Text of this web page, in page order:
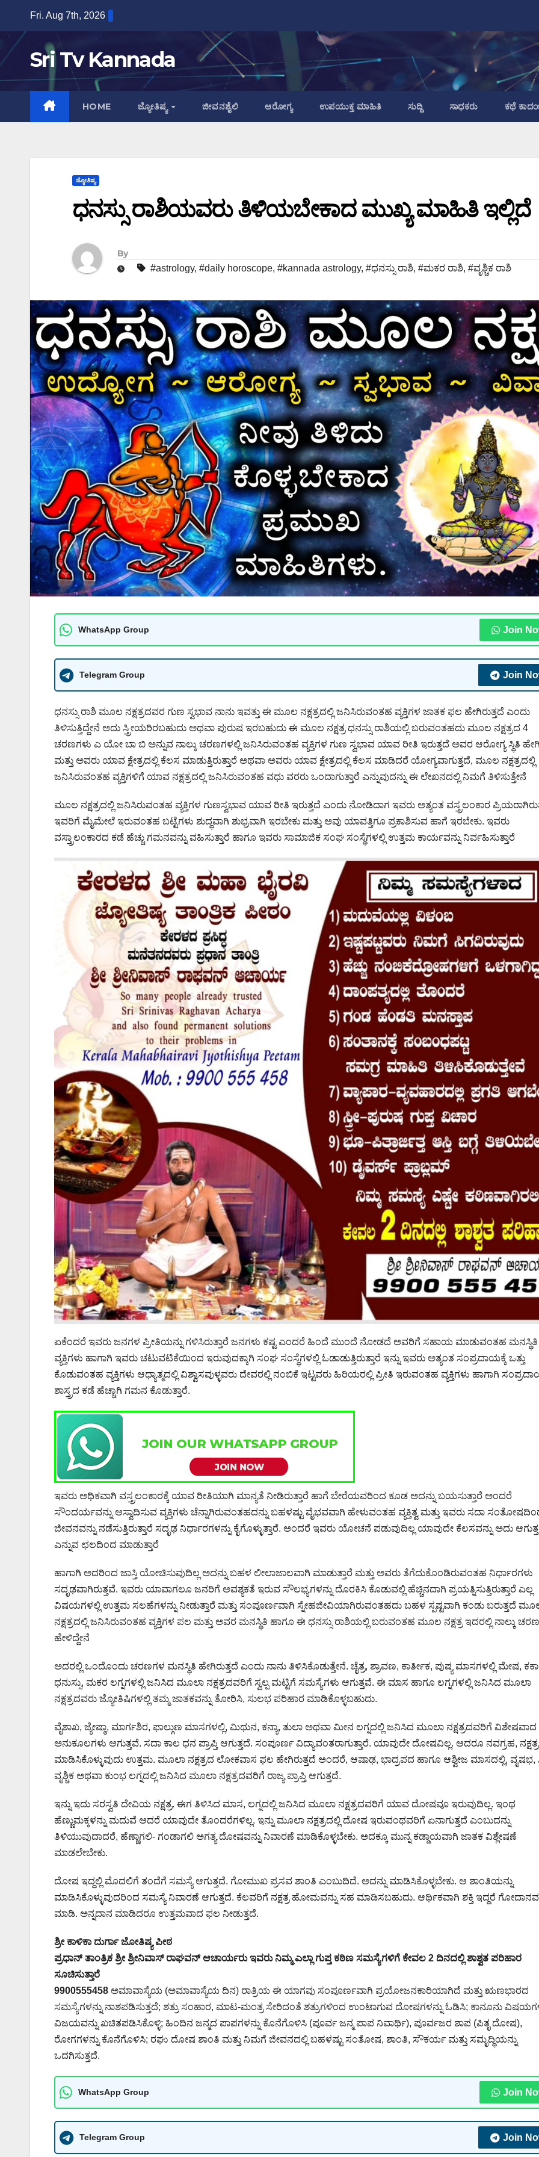
content
Fri. Aug 7th, 2026
Sri Tv Kannada
HOME ಜ್ಯೋತಿಷ್ಯ ಜೀವನಶೈಲಿ ಆರೋಗ್ಯ ಉಪಯುಕ್ತ ಮಾಹಿತಿ ಸುದ್ದಿ ಸಾಧಕರು ಕಥೆ
ಜ್ಯೋತಿಷ್ಯ
ಧನಸ್ಸು ರಾಶಿಯವರು ತಿಳಿಯಬೇಕಾದ ಮುಖ್ಯ ಮಾಹಿತಿ ಇಲ್ಲಿದೆ
By
#astrology, #daily horoscope, #kannada astrology, #ಧನಸ್ಸು ರಾಶಿ, #ಮಕರ ರಾಶಿ, #ವೃಶ್ಚಿಕ ರಾಶಿ
WhatsApp Group Join
Telegram Group Join
ಧನಸ್ಸು ರಾಶಿ ಮೂಲ ನಕ್ಷತ್ರದವರ ಗುಣ ಸ್ವಭಾವ ನಾನು ಇವತ್ತು ಈ ಮೂಲ ನಕ್ಷತ್ರದಲ್ಲಿ ಜನಿಸಿರುವಂತಹ ವ್ಯಕ್ತಿಗಳ ಜಾತಕ ಫಲ ಹೇಗಿರುತ್ತದೆ ಎಂದು
ತಿಳಿಸುತ್ತಿದ್ದೇನೆ ಅದು ಸ್ತ್ರೀಯರಿರಬಹುದು ಅಥವಾ ಪುರುಷ ಇರಬಹುದು ಈ ಮೂಲ ನಕ್ಷತ್ರ ಧನಸ್ಸು ರಾಶಿಯಲ್ಲಿ ಬರುವಂತಹದು ಮೂಲ ನಕ್ಷತ್ರದ 4
ಚರಣಗಳು ಎ ಯೋ ಬಾ ಬಿ ಅನ್ನುವ ನಾಲ್ಕು ಚರಣಗಳಲ್ಲಿ ಜನಿಸಿರುವಂತಹ ವ್ಯಕ್ತಿಗಳ ಗುಣ ಸ್ವಭಾವ ಯಾವ ರೀತಿ ಇರುತ್ತದೆ ಅವರ ಆರೋಗ್ಯ ಸ್ಥಿತಿ
ಮತ್ತು ಅವರು ಯಾವ ಕ್ಷೇತ್ರದಲ್ಲಿ ಕೆಲಸ ಮಾಡುತ್ತಿರುತ್ತಾರೆ ಅಥವಾ ಅವರು ಯಾವ ಕ್ಷೇತ್ರದಲ್ಲಿ ಕೆಲಸ ಮಾಡಿದರೆ ಯೋಗ್ಯವಾಗುತ್ತದೆ, ಮೂಲ ನಕ್ಷತ್ರದಲ್ಲಿ
ಜನಿಸಿರುವಂತಹ ವ್ಯಕ್ತಿಗಳಿಗೆ ಯಾವ ನಕ್ಷತ್ರದಲ್ಲಿ ಜನಿಸಿರುವಂತಹ ವಧು ವರರು ಒಂದಾಗುತ್ತಾರೆ ಎನ್ನುವುದನ್ನು ಈ ಲೇಖನದಲ್ಲಿ ನಿಮಗೆ ತಿಳಿಸುತ್ತೇನೆ
ಮೂಲ ನಕ್ಷತ್ರದಲ್ಲಿ ಜನಿಸಿರುವಂತಹ ವ್ಯಕ್ತಿಗಳ ಗುಣಸ್ವಭಾವ ಯಾವ ರೀತಿ ಇರುತ್ತದೆ ಎಂದು ನೋಡಿದಾಗ ಇವರು ಅತ್ಯಂತ ವಸ್ತ್ರಲಂಕಾರ
ಇವರಿಗೆ ಮೈಮೇಲೆ ಇರುವಂತಹ ಬಟ್ಟೆಗಳು ಶುದ್ಧವಾಗಿ ಶುಭ್ರವಾಗಿ ಇರಬೇಕು ಮತ್ತು ಅವು ಯಾವತ್ತಿಗೂ ಪ್ರಕಾಶಿಸುವ ಹಾಗೆ ಇರಬೇಕು. ಇವರು
ವಸ್ತ್ರಾಲಂಕಾರದ ಕಡೆ ಹೆಚ್ಚು ಗಮನವನ್ನು ವಹಿಸುತ್ತಾರೆ ಹಾಗೂ ಇವರು ಸಾಮಾಜಿಕ ಸಂಘ ಸಂಸ್ಥೆಗಳಲ್ಲಿ ಉತ್ತಮ ಕಾರ್ಯವನ್ನು ನಿರ್ವಹಿಸುತ್ತಾರೆ
ಏಕೆಂದರೆ ಇವರು ಜನಗಳ ಪ್ರೀತಿಯನ್ನು ಗಳಿಸಿರುತ್ತಾರೆ ಜನಗಳು ಕಷ್ಟ ಎಂದರೆ ಹಿಂದೆ ಮುಂದೆ ನೋಡದೆ ಅವರಿಗೆ ಸಹಾಯ ಮಾಡುವಂತಹ ಮನಸ್ಥಿತಿ
ವ್ಯಕ್ತಿಗಳು ಹಾಗಾಗಿ ಇವರು ಚಟುವಟಿಕೆಯಿಂದ ಇರುವುದಕ್ಕಾಗಿ ಸಂಘ ಸಂಸ್ಥೆಗಳಲ್ಲಿ ಓಡಾಡುತ್ತಿರುತ್ತಾರೆ ಇನ್ನು ಇವರು ಅತ್ಯಂತ ಸಂಪ್ರದಾಯಕ್ಕೆ ಒತ್ತು
ಕೊಡುವಂತಹ ವ್ಯಕ್ತಿಗಳು ಆಧ್ಯಾತ್ಮದಲ್ಲಿ ವಿಶ್ವಾಸವುಳ್ಳವರು ದೇವರಲ್ಲಿ ನಂಬಿಕೆ ಇಟ್ಟವರು ಹಿರಿಯರಲ್ಲಿ ಪ್ರೀತಿ ಇರುವಂತಹ ವ್ಯಕ್ತಿಗಳು ಹಾಗಾಗಿ
ಶಾಸ್ತ್ರದ ಕಡೆ ಹೆಚ್ಚಾಗಿ ಗಮನ ಕೊಡುತ್ತಾರೆ.
ಇವರು ಅಧಿಕವಾಗಿ ವಸ್ತ್ರಲಂಕಾರಕ್ಕೆ ಯಾವ ರೀತಿಯಾಗಿ ಮಾನ್ಯತೆ ನೀಡಿರುತ್ತಾರೆ ಹಾಗೆ ಬೇರೆಯವರಿಂದ ಕೂಡ ಅದನ್ನು ಬಯಸುತ್ತಾರೆ ಅಂದರೆ
ಸೌಂದರ್ಯವನ್ನು ಆಸ್ವಾದಿಸುವ ವ್ಯಕ್ತಿಗಳು ಚೆನ್ನಾಗಿರುವಂತಹದನ್ನು ಬಹಳಷ್ಟು ವೈಭವವಾಗಿ ಹೇಳುವಂತಹ ವ್ಯಕ್ತಿತ್ವ ಮತ್ತು ಇವರು ಸದಾ
ಜೀವನವನ್ನು ನಡೆಸುತ್ತಿರುತ್ತಾರೆ ಸದೃಢ ನಿರ್ಧಾರಗಳನ್ನು ಕೈಗೊಳ್ಳುತ್ತಾರೆ. ಅಂದರೆ ಇವರು ಯೋಚನೆ ಪಡುವುದಿಲ್ಲ ಯಾವುದೇ ಕೆಲಸವನ್ನು ಅದು
ಎನ್ನುವ ಛಲದಿಂದ ಮಾಡುತ್ತಾರೆ
ಹಾಗಾಗಿ ಅದರಿಂದ ಜಾಸ್ತಿ ಯೋಚಿಸುವುದಿಲ್ಲ ಅದನ್ನು ಬಹಳ ಲೀಲಾಜಾಲವಾಗಿ ಮಾಡುತ್ತಾರೆ ಮತ್ತು ಅವರು ತೆಗೆದುಕೊಂಡಿರುವಂತಹ ನಿರ್ಧಾರಗಳು
ಸದೃಢವಾಗಿರುತ್ತವೆ. ಇವರು ಯಾವಾಗಲೂ ಜನರಿಗೆ ಅವಶ್ಯಕತೆ ಇರುವ ಸೌಲಭ್ಯಗಳನ್ನು ದೊರಕಿಸಿ ಕೊಡುವಲ್ಲಿ ಹೆಚ್ಚಿನದಾಗಿ ಪ್ರಯತ್ನಿಸುತ್ತಿರುತ್ತಾರೆ ಎಲ್ಲ
ವಿಷಯಗಳಲ್ಲಿ ಉತ್ತಮ ಸಲಹೆಗಳನ್ನು ನೀಡುತ್ತಾರೆ ಮತ್ತು ಸಂಪೂರ್ಣವಾಗಿ ಸ್ನೇಹಜೀವಿಯಾಗಿರುವಂತಹದು ಬಹಳ ಸ್ಪಷ್ಟವಾಗಿ ಕಂಡು ಬರುತ್ತದೆ
ನಕ್ಷತ್ರದಲ್ಲಿ ಜನಿಸಿರುವಂತಹ ವ್ಯಕ್ತಿಗಳ ಪಲ ಮತ್ತು ಅವರ ಮನಸ್ಥಿತಿ ಹಾಗೂ ಈ ಧನಸ್ಸು ರಾಶಿಯಲ್ಲಿ ಬರುವಂತಹ ಮೂಲ ನಕ್ಷತ್ರ ಇದರಲ್ಲಿ ನಾಲ್ಕು
ಹೇಳಿದ್ದೇನೆ
ಅದರಲ್ಲಿ ಒಂದೊಂದು ಚರಣಗಳ ಮನಸ್ಥಿತಿ ಹೇಗಿರುತ್ತದೆ ಎಂದು ನಾನು ತಿಳಿಸಿಕೊಡುತ್ತೇನೆ. ಚೈತ್ರ, ಶ್ರಾವಣ, ಕಾರ್ತೀಕ, ಪುಷ್ಯ ಮಾಸಗಳಲ್ಲಿ ಮೇಷ,
ಧನುಸ್ಸು, ಮಕರ ಲಗ್ನಗಳಲ್ಲಿ ಜನಿಸಿದ ಮೂಲಾ ನಕ್ಷತ್ರದವರಿಗೆ ಸ್ವಲ್ಪ ಮಟ್ಟಿಗೆ ಸಮಸ್ಯೆಗಳು ಆಗುತ್ತವೆ. ಈ ಮಾಸ ಹಾಗೂ ಲಗ್ನಗಳಲ್ಲಿ ಜನಿಸಿದ ಮೂಲಾ
ನಕ್ಷತ್ರದವರು ಜ್ಯೋತಿಷಿಗಳಲ್ಲಿ ತಮ್ಮ ಜಾತಕವನ್ನು ತೋರಿಸಿ, ಸುಲಭ ಪರಿಹಾರ ಮಾಡಿಕೊಳ್ಳಬಹುದು.
ವೈಶಾಖ, ಜ್ಯೇಷ್ಠಾ, ಮಾರ್ಗಶಿರ, ಫಾಲ್ಗುಣ ಮಾಸಗಳಲ್ಲಿ, ಮಿಥುನ, ಕನ್ಯಾ, ತುಲಾ ಅಥವಾ ಮೀನ ಲಗ್ನದಲ್ಲಿ ಜನಿಸಿದ ಮೂಲಾ ನಕ್ಷತ್ರದವರಿಗೆ ವಿಶೇಷವಾದ
ಅನುಕೂಲಗಳು ಆಗುತ್ತವೆ. ಸದಾ ಕಾಲ ಧನ ಪ್ರಾಪ್ತಿ ಆಗುತ್ತದೆ. ಸಂಪೂರ್ಣ ವಿದ್ಯಾವಂತರಾಗುತ್ತಾರೆ. ಯಾವುದೇ ದೋಷವಿಲ್ಲ. ಆದರೂ ನವಗ್ರಹ,
ಮಾಡಿಸಿಕೊಳ್ಳುವುದು ಉತ್ತಮ. ಮೂಲಾ ನಕ್ಷತ್ರದ ಲೋಕವಾಸ ಫಲ ಹೇಗಿರುತ್ತದೆ ಅಂದರೆ, ಆಷಾಢ, ಭಾದ್ರಪದ ಹಾಗೂ ಆಶ್ವೀಜ ಮಾಸದಲ್ಲಿ, ವೃಷಭ,
ವೃಶ್ಚಿಕ ಅಥವಾ ಕುಂಭ ಲಗ್ನದಲ್ಲಿ ಜನಿಸಿದ ಮೂಲಾ ನಕ್ಷತ್ರದವರಿಗೆ ರಾಜ್ಯ ಪ್ರಾಪ್ತಿ ಆಗುತ್ತದೆ.
ಇನ್ನು ಇದು ಸರಸ್ವತಿ ದೇವಿಯ ನಕ್ಷತ್ರ. ಈಗ ತಿಳಿಸಿದ ಮಾಸ, ಲಗ್ನದಲ್ಲಿ ಜನಿಸಿದ ಮೂಲಾ ನಕ್ಷತ್ರದವರಿಗೆ ಯಾವ ದೋಷವೂ ಇರುವುದಿಲ್ಲ. ಇಂಥ
ಹೆಣ್ಣುಮಕ್ಕಳನ್ನು ಮದುವೆ ಆದರೆ ಯಾವುದೇ ತೊಂದರೆಗಳಿಲ್ಲ. ಇನ್ನು ಮೂಲಾ ನಕ್ಷತ್ರದಲ್ಲಿ ದೋಷ ಇರುವಂಥವರಿಗೆ ಏನಾಗುತ್ತದೆ ಎಂಬುದನ್ನು
ತಿಳಿಯುವುದಾದರೆ, ಹೆಣ್ಣಾಗಲಿ- ಗಂಡಾಗಲಿ ಅಗತ್ಯ ದೋಷವನ್ನು ನಿವಾರಣೆ ಮಾಡಿಕೊಳ್ಳಬೇಕು. ಅದಕ್ಕೂ ಮುನ್ನ ಕಡ್ಡಾಯವಾಗಿ ಜಾತಕ ವಿಶ್ಲೇಷಣೆ
ಮಾಡಲೇಬೇಕು.
ದೋಷ ಇದ್ದಲ್ಲಿ ಮೊದಲಿಗೆ ತಂದೆಗೆ ಸಮಸ್ಯೆ ಆಗುತ್ತದೆ. ಗೋಮುಖ ಪ್ರಸವ ಶಾಂತಿ ಎಂಬುದಿದೆ. ಅದನ್ನು ಮಾಡಿಸಿಕೊಳ್ಳಬೇಕು. ಆ ಶಾಂತಿಯನ್ನು
ಮಾಡಿಸಿಕೊಳ್ಳುವುದರಿಂದ ಸಮಸ್ಯೆ ನಿವಾರಣೆ ಆಗುತ್ತದೆ. ಕೆಲವರಿಗೆ ನಕ್ಷತ್ರ ಹೋಮವನ್ನು ಸಹ ಮಾಡಿಸಬಹುದು. ಆರ್ಥಿಕವಾಗಿ ಶಕ್ತಿ ಇದ್ದರೆ
ಮಾಡಿ. ಅನ್ನದಾನ ಮಾಡಿದರೂ ಉತ್ತಮವಾದ ಫಲ ನೀಡುತ್ತದೆ.
ಶ್ರೀ ಕಾಳಿಕಾ ದುರ್ಗಾ ಜೋತಿಷ್ಯ ಪೀಠ
ಪ್ರಧಾನ್ ತಾಂತ್ರಿಕ ಶ್ರೀ ಶ್ರೀನಿವಾಸ್ ರಾಘವನ್ ಆಚಾರ್ಯರು ಇವರು ನಿಮ್ಮ ಎಲ್ಲಾ ಗುಪ್ತ ಕಠಿಣ ಸಮಸ್ಯೆಗಳಿಗೆ ಕೇವಲ 2 ದಿನದಲ್ಲಿ ಶಾಶ್ವತ ಪರಿಹಾರ
ಸೂಚಿಸುತ್ತಾರೆ
9900555458 ಅಮಾವಾಸ್ಯೆಯ (ಅಮಾವಾಸ್ಯೆಯ ದಿನ) ರಾತ್ರಿಯ ಈ ಯಾಗವು ಸಂಪೂರ್ಣವಾಗಿ ಪ್ರಯೋಜನಕಾರಿಯಾಗಿದೆ ಮತ್ತು ಋಣಭಾರದ
ಸಮಸ್ಯೆಗಳನ್ನು ನಾಶಪಡಿಸುತ್ತದೆ; ಶತ್ರು ಸಂಹಾರ, ಮಾಟ-ಮಂತ್ರ ಸೇರಿದಂತೆ ಶತ್ರುಗಳಿಂದ ಉಂಟಾಗುವ ದೋಷಗಳನ್ನು ಓಡಿಸಿ; ಕಾನೂನು
ವಿಜಯವನ್ನು ಖಚಿತಪಡಿಸಿಕೊಳ್ಳಿ; ಹಿಂದಿನ ಜನ್ಮದ ಪಾಪಗಳನ್ನು ಕೊನೆಗೊಳಿಸಿ (ಪೂರ್ವ ಜನ್ಮ ಪಾಪ ನಿವಾರ್ಥಿ), ಪೂರ್ವಜರ ಶಾಪ (ಪಿತೃ ದೋಷ),
ರೋಗಗಳನ್ನು ಕೊನೆಗೊಳಿಸಿ; ರಘು ದೋಷ ಶಾಂತಿ ಮತ್ತು ನಿಮಗೆ ಜೀವನದಲ್ಲಿ ಬಹಳಷ್ಟು ಸಂತೋಷ, ಶಾಂತಿ, ಸೌಕರ್ಯ ಮತ್ತು ಸಮೃದ್ಧಿಯನ್ನು
ಒದಗಿಸುತ್ತದೆ.
WhatsApp Group Join
Telegram Group Join